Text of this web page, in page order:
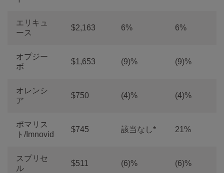
エリキュ
ース
$2,163 6% 6%
オプジー
ボ
$1,653 (9)% (9)%
オレンシ
ア
$750 (4)% (4)%
ポマリス
ト/Imnovid
$745 該当なし* 21%
スプリセ
ル
$511 (6)% (6)%